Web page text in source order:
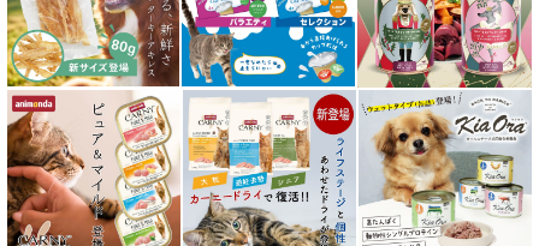
素材そのまま
アイファクトリーおやつ
アタスキャット Aatas Cat
アディクション Addiction